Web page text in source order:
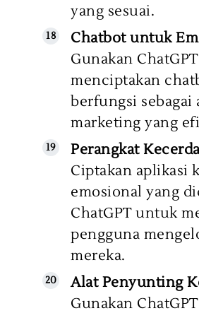
yang sesuai.
Chatbot untuk
Gunakan
menciptakan
berfungsi sebagai
marketing yang
Perangkat
Ciptakan aplikasi
emosional yang
ChatGPT untuk
pengguna
mereka.
Alat Penyunting
Gunakan